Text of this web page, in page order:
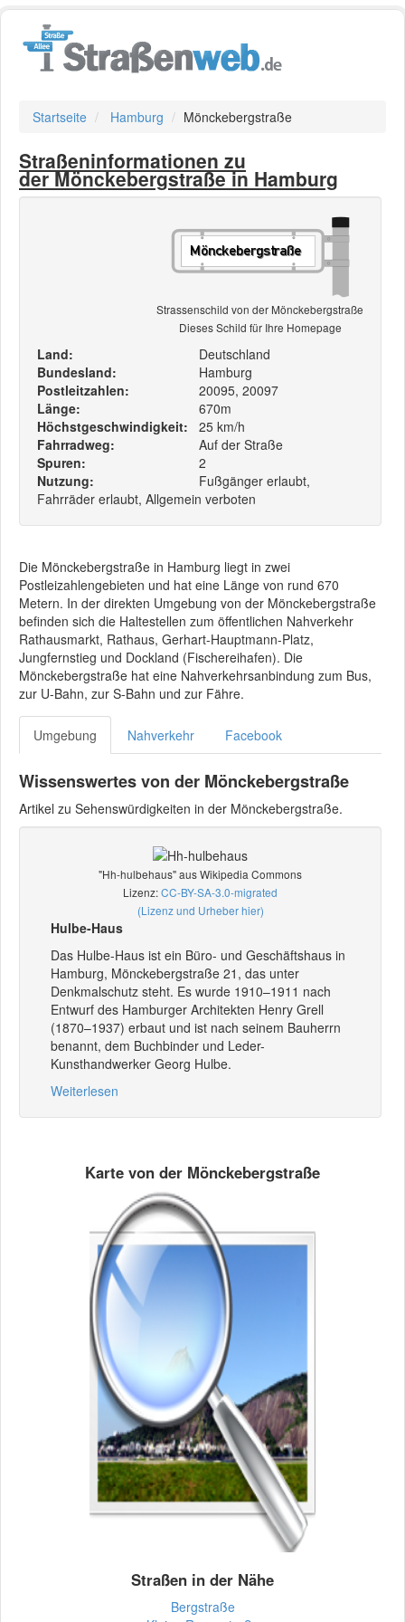
Startseite Hamburg Mönckebergstraße
Straßeninformationen zu
der Mönckebergstraße in Hamburg
Strassenschild von der Mönckebergstraße
Dieses Schild für Ihre Homepage
Land:
Deutschland
Bundesland:
Hamburg
Postleitzahlen:
20095, 20097
Länge:
670m
Höchstgeschwindigkeit:
25 km/h
Fahrradweg:
Auf der Straße
Spuren:
2
Nutzung:
Fußgänger erlaubt,
Fahrräder erlaubt, Allgemein verboten
Die Mönckebergstraße in Hamburg liegt in zwei
Postleizahlengebieten und hat eine Länge von rund 670
Metern. In der direkten Umgebung von der Mönckebergstraße
befinden sich die Haltestellen zum öffentlichen Nahverkehr
Rathausmarkt, Rathaus, Gerhart-Hauptmann-Platz,
Jungfernstieg und Dockland (Fischereihafen). Die
Mönckebergstraße hat eine Nahverkehrsanbindung zum Bus,
zur U-Bahn, zur S-Bahn und zur Fähre.
Umgebung Nahverkehr Facebook
Wissenswertes von der Mönckebergstraße
Artikel zu Sehenswürdigkeiten in der Mönckebergstraße.
"Hh-hulbehaus" aus Wikipedia Commons
Lizenz:CC-BY-SA-3.0-migrated
(Lizenz und Urheber hier)
Hulbe-Haus
Das Hulbe-Haus ist ein Büro- und Geschäftshaus in
Hamburg, Mönckebergstraße 21, das unter
Denkmalschutz steht. Es wurde 1910–1911 nach
Entwurf des Hamburger Architekten Henry Grell
(1870–1937) erbaut und ist nach seinem Bauherrn
benannt, dem Buchbinder und Leder-
Kunsthandwerker Georg Hulbe.
Weiterlesen
Karte von der Mönckebergstraße
Straßen in der Nähe
Bergstraße